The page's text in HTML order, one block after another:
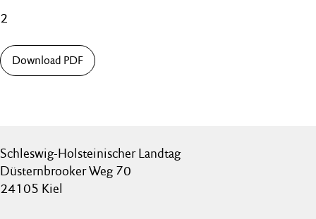
2
Download PDF
Schleswig-Holsteinischer Landtag
Düsternbrooker Weg 70
24105 Kiel